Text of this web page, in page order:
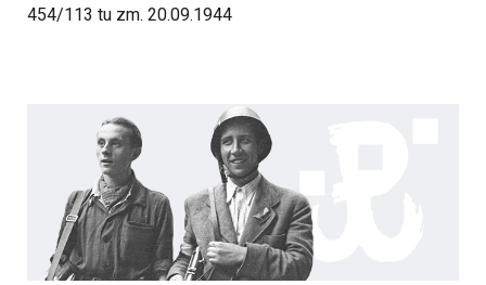
454/113 tu zm. 20.09.1944